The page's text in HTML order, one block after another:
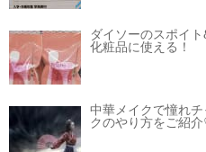
ダイソーのスポイ
化粧品に使える！
中華メイクで憧れ
クのやり方をご紹